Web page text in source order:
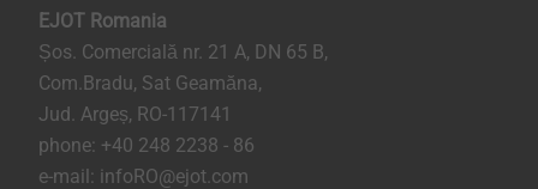
EJOT Romania
Șos. Comercială nr. 21 A, DN 65 B,
Com.Bradu, Sat Geamăna,
Jud. Argeș, RO-117141
phone: +40 248 2238 - 86
e-mail: infoRO@ejot.com